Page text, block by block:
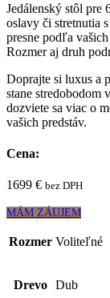
Jedálenský stôl pre
oslavy či stretnutia
presne podľa
Rozmer aj druh
Doprajte si luxus a
stane stredobodom
dozviete sa viac o
vašich predstáv.
Cena:
1699 € bez DPH
MÁM ZÁUJEM
Rozmer Voliteľné
Drevo Dub